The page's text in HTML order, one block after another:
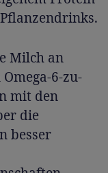
Milch an
6-zu-
mit den
die
besser